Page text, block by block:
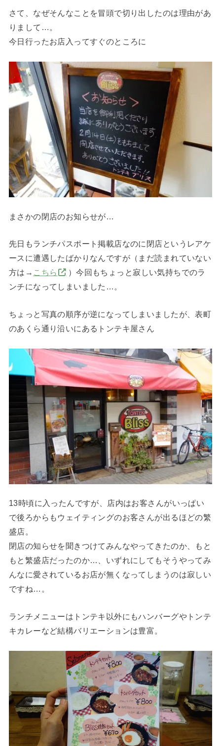
さて、なぜそんなことを冒頭で切り出したのは理由があ
りまして…。
今日行ったお店入ってすぐのところに
まさかの閉店のお知らせが…
先日もランチパスポート掲載店なのに閉店というレアケ
ースに遭遇したばかりなんですが（まだ読まれていない
方は→ こちら
）今回もちょっと寂しい気持ちでのラ
ンチになってしまいました…。
ちょっと写真の順序が逆になってしまいましたが、表町
のあくら通り沿いにあるトンテキ屋さん
13時頃に入ったんですが、店内はお客さんがいっぱい
で後ろからもウェイティングのお客さんが出るほどの繁
盛店。
閉店の知らせを聞きつけてみんなやってきたのか、もと
もと繁盛店だったのか…、いずれにしてもそうやってみ
んなに愛されているお店が無くなってしまうのは寂しい
ですね…。
ランチメニューはトンテキ以外にもハンバーグやトンテ
キカレーなど結構バリエーションは豊富。